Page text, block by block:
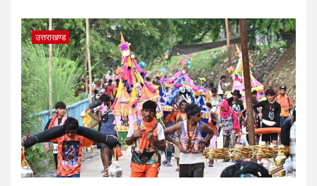
उत्तराखण्ड